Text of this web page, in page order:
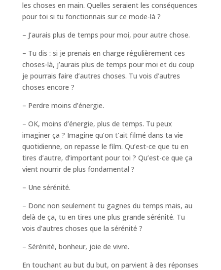
les choses en main. Quelles seraient les conséquences
pour toi si tu fonctionnais sur ce mode-là ?
– J’aurais plus de temps pour moi, pour autre chose.
– Tu dis : si je prenais en charge régulièrement ces
choses-là, j’aurais plus de temps pour moi et du coup
je pourrais faire d’autres choses. Tu vois d’autres
choses encore ?
– Perdre moins d’énergie.
– OK, moins d’énergie, plus de temps. Tu peux
imaginer ça ? Imagine qu’on t’ait filmé dans ta vie
quotidienne, on repasse le film. Qu’est-ce que tu en
tires d’autre, d’important pour toi ? Qu’est-ce que ça
vient nourrir de plus fondamental ?
– Une sérénité.
– Donc non seulement tu gagnes du temps mais, au
delà de ça, tu en tires une plus grande sérénité. Tu
vois d’autres choses que la sérénité ?
– Sérénité, bonheur, joie de vivre.
En touchant au but du but, on parvient à des réponses